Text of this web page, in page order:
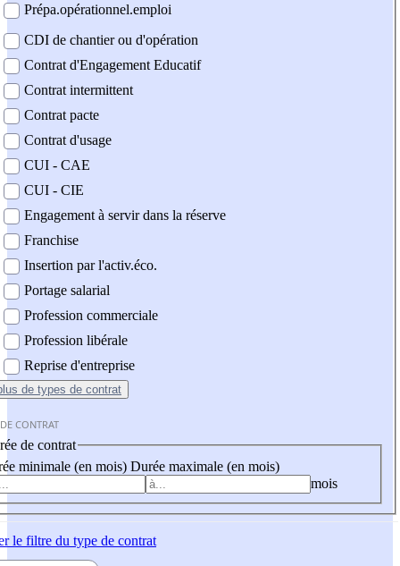
Prépa.opérationnel.emploi
CDI de chantier ou d'opération
Contrat d'Engagement Educatif
Contrat intermittent
Contrat pacte
Contrat d'usage
CUI - CAE
CUI - CIE
Engagement à servir dans la réserve
Franchise
Insertion par l'activ.éco.
Portage salarial
Profession commerciale
Profession libérale
Reprise d'entreprise
de types de contrat
CONTRAT
de contrat
minimale (en mois) Durée maximale (en mois)
mois
le filtre du type de contrat